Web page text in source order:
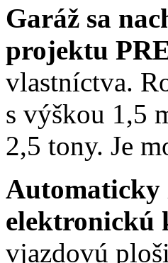
Garáž sa
projektu
vlastníctva.
s výškou 1,5
2,5 tony. Je
Automaticky
elektronickú
vjazdovú